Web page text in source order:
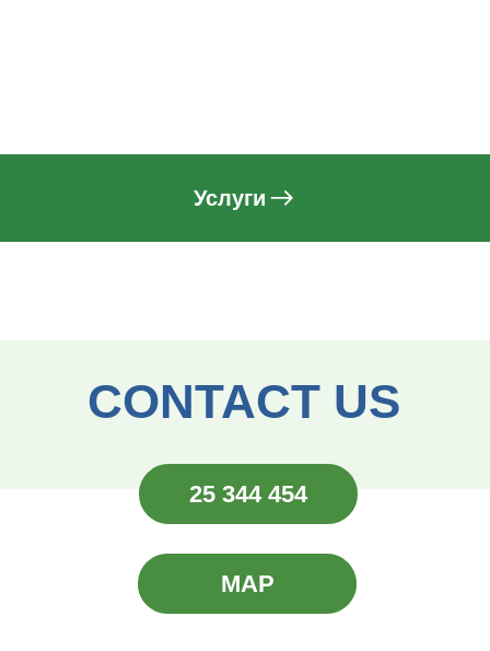
Услуги
CONTACT US
25 344 454
MAP